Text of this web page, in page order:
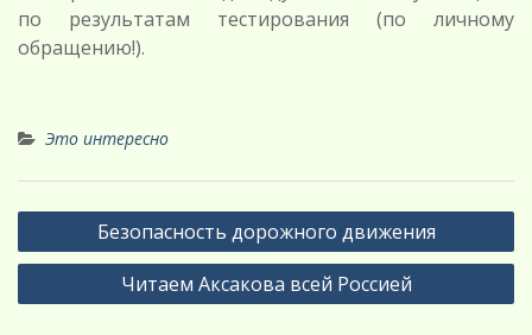
по результатам тестирования (по личному
обращению!).
Это интересно
Навигация
по
Безопасность дорожного движения
Читаем Аксакова всей Россией